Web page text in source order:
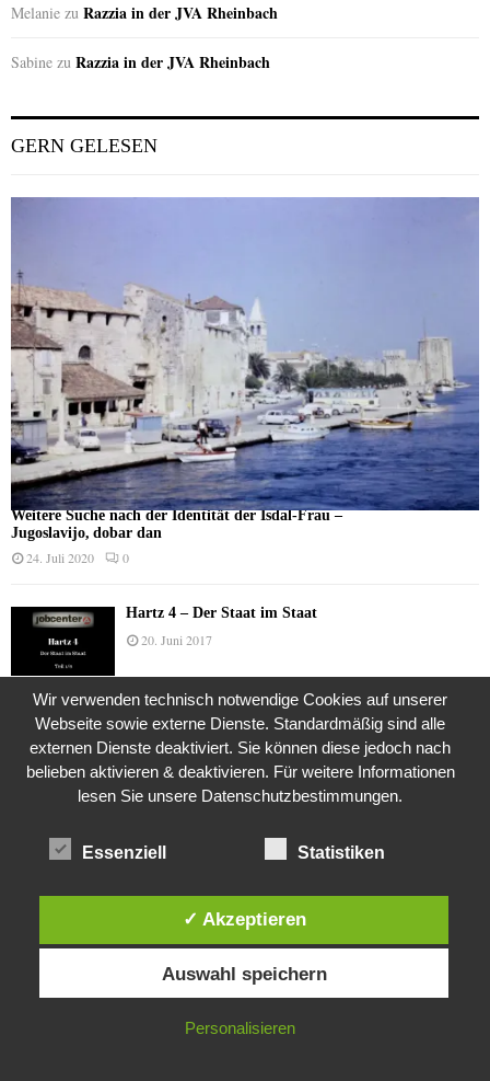
Melanie zu Razzia in der JVA Rheinbach
Sabine zu Razzia in der JVA Rheinbach
GERN GELESEN
Weitere Suche nach der Identität der Isdal-Frau –
Jugoslavijo, dobar dan
24. Juli 2020 0
Hartz 4 – Der Staat im Staat
20. Juni 2017
Das Leben des Lachs
12. Oktober 2020
Die Geschichte der Kubushäuser
24. November 2015
Diese Website verwendet Cookies. Durch die weitere Nutzung dieser
Website stimmst du der Verwendung von Cookies zu.
IN ORDNUNG
Wir verwenden technisch notwendige Cookies auf unserer
Webseite sowie externe Dienste. Standardmäßig sind alle
externen Dienste deaktiviert. Sie können diese jedoch nach
belieben aktivieren & deaktivieren. Für weitere Informationen
lesen Sie unsere Datenschutzbestimmungen.
Essenziell Statistiken
✓ Akzeptieren
Auswahl speichern
Personalisieren